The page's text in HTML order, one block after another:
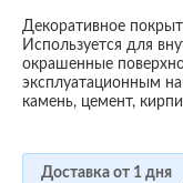
Декоративное
Используется для
окрашенные
эксплуатационным
камень, цемент,
Доставка от 1 дня